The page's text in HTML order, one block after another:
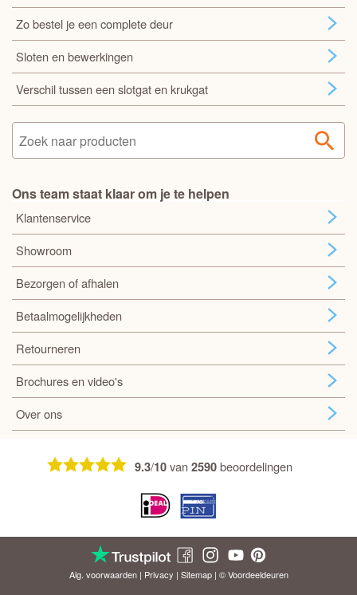
Zo bestel je een complete deur
Sloten en bewerkingen
Verschil tussen een slotgat en krukgat
Ons team staat klaar om je te helpen
Klantenservice
Showroom
Bezorgen of afhalen
Betaalmogelijkheden
Retourneren
Brochures en video's
Over ons
9.3/10van2590beoordelingen
Alg. voorwaarden| Privacy | Sitemap| © Voordeeldeuren